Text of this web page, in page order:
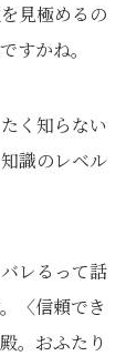
見極めるの
すかね。
く知らない
識のレベル
レるって話
〈信頼でき
。おふたり